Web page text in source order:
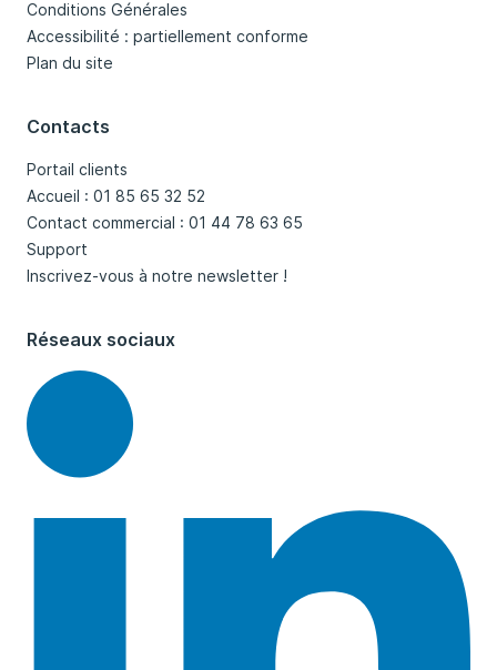
Conditions Générales
Accessibilité : partiellement conforme
Plan du site
Contacts
Portail clients
Accueil : 01 85 65 32 52
Contact commercial : 01 44 78 63 65
Support
Inscrivez-vous à notre newsletter !
Réseaux sociaux